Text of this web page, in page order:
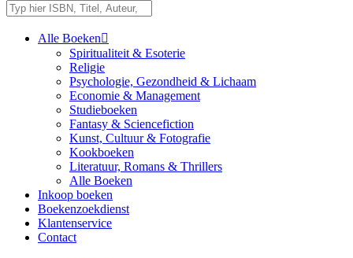
Alle Boeken
Spiritualiteit & Esoterie
Religie
Psychologie, Gezondheid & Lichaam
Economie & Management
Studieboeken
Fantasy & Sciencefiction
Kunst, Cultuur & Fotografie
Kookboeken
Literatuur, Romans & Thrillers
Alle Boeken
Inkoop boeken
Boekenzoekdienst
Klantenservice
Contact